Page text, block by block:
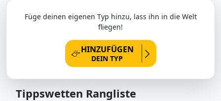
Füge deinen eigenen Typ hinzu, lass ihn in die Welt
fliegen!
HINZUFÜGEN
DEIN TYP
Tippswetten Rangliste